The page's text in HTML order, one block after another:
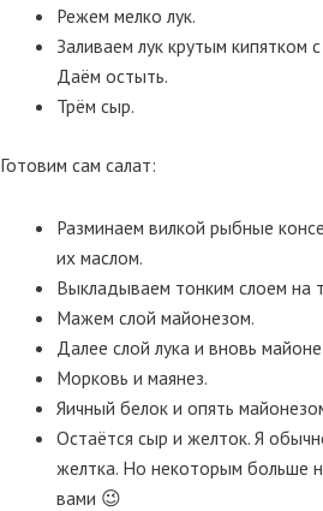
Режем мелко лук.
Заливаем лук крутым кипятком
Даём остыть.
Трём сыр.
Готовим сам салат:
Разминаем вилкой рыбные
их маслом.
Выкладываем тонким слоем на
Мажем слой майонезом.
Далее слой лука и вновь
Морковь и маянез.
Яичный белок и опять
Остаётся сыр и желток. Я
желтка. Но некоторым больше
вами 😉